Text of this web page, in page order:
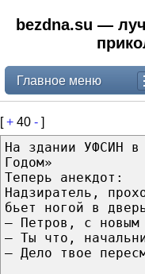
bezdna.su —
Главное меню
[+ 40 - ]
На здании УФСИН в
Годом»
Теперь анекдот:
Надзиратель,
бьет ногой в
– Петров, с новым
– Ты что,
– Дело твое